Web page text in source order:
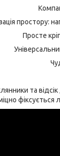
простору:
Просте
та
фіксується